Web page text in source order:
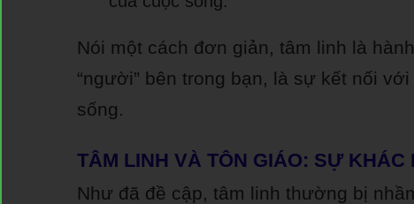
Nói một cách đơn giản, tâm linh là
“người” bên trong bạn, là sự kết nối
sống.
TÂM LINH VÀ TÔN GIÁO: SỰ KHÁC
Như đã đề cập, tâm linh thường bị